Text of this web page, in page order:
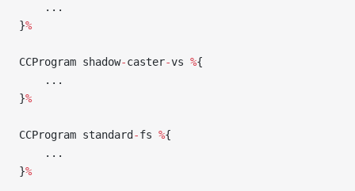
    ...
}%
CCProgram shadow-caster-vs %{
    ...
}%
CCProgram standard -fs %{
    ...
}%